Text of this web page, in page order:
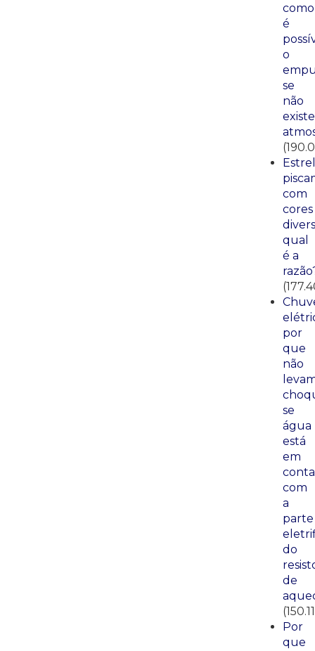
como
é
o
se
não
existe
com
cores
qual
é a
por
que
não
se
água
está
em
com
a
parte
do
de
Por
que